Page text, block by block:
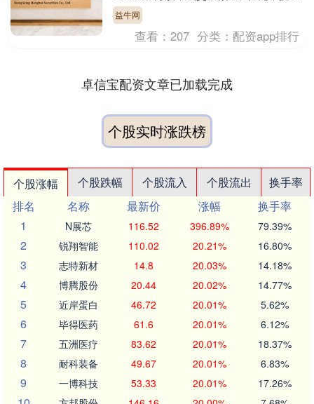
率1.65%，该股最新A股总市....
益牛网
查看：207 分类： 配资app排行
卓信宝配资文章已加载完成
个股实时涨跌榜
个股涨幅 个股跌幅 个股流入 个股流出
换手率
排名
名称 最新价 涨幅
换手率
1
N展芯 116.52 396.89% 79.39%
2 锐翔智能 110.02 20.21% 16.80%
3 志特新材 14.8 20.03% 14.18%
4 博腾股份 20.44 20.02% 14.77%
5 近岸蛋白 46.72 20.01% 5.62%
6 毕得医药 61.6 20.01% 6.12%
7 五洲医疗 83.62 20.01% 18.37%
8 耐科装备 49.67 20.01% 6.83%
9 一博科技 53.33 20.01% 17.26%